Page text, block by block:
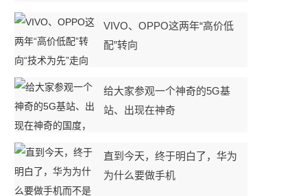
VIVO、OPPO这两年“高价低
配”转向
给大家参观一个神奇的5G基
站、出现在神奇
直到今天，终于明白了，华为
为什么要做手机